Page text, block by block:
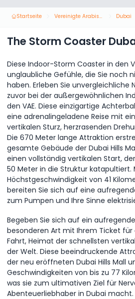
Startseite Vereinigte Arabische Emirate Dubai
The Storm Coaster
Diese Indoor-Storm Coaster in den
unglaubliche Gefühle, die Sie noch
haben. Erleben Sie unvergleichliche
zuvor bei der außergewöhnlichen
den VAE. Diese einzigartige
eine adrenalingeladene Reise mit
vertikalen Sturz, herzrasenden
Die 670 Meter lange Attraktion
gesamte Gebäude der Dubai Hills
einen vollständig vertikalen Start,
50 Meter in die Struktur katapultiert.
Höchstgeschwindigkeit von 41
bereiten Sie sich auf eine
zum Pumpen und Ihre Sinne
Begeben Sie sich auf ein
besonderen Art mit Ihrem Ticket
Fahrt, Heimat der schnellsten
der Welt. Diese beeindruckende
der neu eröffneten Dubai Hills Mall
Geschwindigkeiten von bis zu 77
was sie zum ultimativen Ziel für
Abenteuerliebhaber in Dubai macht.